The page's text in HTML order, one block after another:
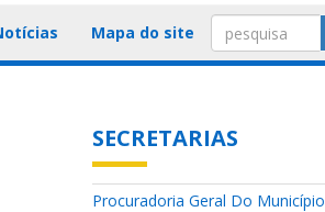
Mapa do site
SECRETARIAS
Procuradoria Geral Do Município